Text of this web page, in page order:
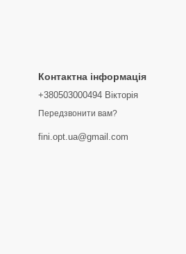
Контактна інформація
+380503000494 Вікторія
Передзвонити вам?
fini.opt.ua@gmail.com